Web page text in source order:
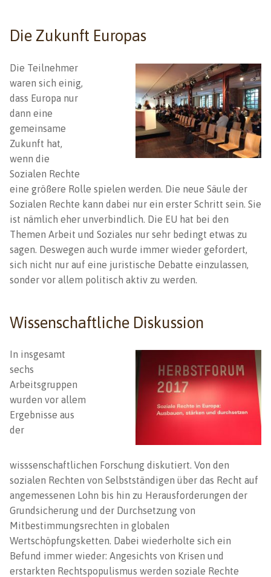
Die Zukunft Europas
Die Teilnehmer
waren sich einig,
dass Europa nur
dann eine
gemeinsame
Zukunft hat,
wenn die
Sozialen Rechte
eine größere Rolle spielen werden. Die neue Säule der
Sozialen Rechte kann dabei nur ein erster Schritt sein. Sie
ist nämlich eher unverbindlich. Die EU hat bei den
Themen Arbeit und Soziales nur sehr bedingt etwas zu
sagen. Deswegen auch wurde immer wieder gefordert,
sich nicht nur auf eine juristische Debatte einzulassen,
sonder vor allem politisch aktiv zu werden.
Wissenschaftliche Diskussion
In insgesamt
sechs
Arbeitsgruppen
wurden vor allem
Ergebnisse aus
der
wisssenschaftlichen Forschung diskutiert. Von den
sozialen Rechten von Selbstständigen über das Recht auf
angemessenen Lohn bis hin zu Herausforderungen der
Grundsicherung und der Durchsetzung von
Mitbestimmungsrechten in globalen
Wertschöpfungsketten. Dabei wiederholte sich ein
Befund immer wieder: Angesichts von Krisen und
erstarkten Rechtspopulismus werden soziale Rechte